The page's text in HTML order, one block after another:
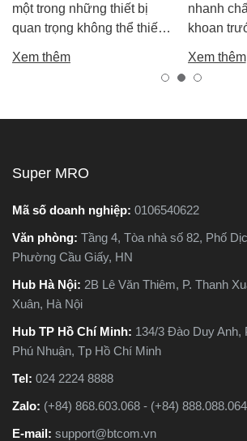
một trong những thiết bị
quan trọng không thể thiếu
nhiên, trên thị trường hiện
nay có hai dòng phổ biến là
bài viết này, Super MRO sẽ
giúp bạn hiểu rõ sự khác
điểm và tư vấn chọn lựa
loại máy phù hợp nhất với
nhu cầu sử dụng thực tế.
Xem thêm
nhanh
khoan
tốt, bền,
tránh
Xem thêm
Super MRO
Mã số doanh nghiệp: 0106540622
Văn phòng: Tầng 4, Tòa nhà số 82, Phố
Phường Cầu Giấy, HN
Hub Hà Nội: 2B Lê Văn Thiêm, P. Thanh
Xuân, Hà Nội
Hub TP Hồ Chí Minh: 134/3 Đào Duy Anh,
Phú Nhuận, Tp Hồ Chí Minh
Tel: 024 2224 8888
Zalo: (+84) 868.603.068 - (+84) 888.088.064
E-mail: support@btcom.vn